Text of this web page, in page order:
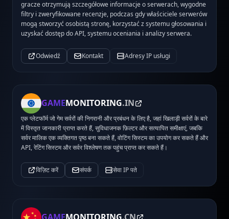
gracze otrzymują szczegółowe informacje o serwerach, wygodne
filtry i zweryfikowane recenzje, podczas gdy właściciele serwerów
mogą stworzyć osobistą stronę, korzystać z systemu głosowania i
uzyskać dostęp do API, systemu oceniania i analizy serwera.
Odwiedź Kontakt Adresy IP usługi
GAMEMONITORING.IN
एक प्लेटफॉर्म जो गेम सर्वरों की निगरानी और प्रबंधन के लिए है, जहां खिलाड़ी सर्वरों के बारे
में विस्तृत जानकारी प्राप्त करते हैं, सुविधाजनक फ़िल्टर और सत्यापित समीक्षाएं, जबकि
सर्वर मालिक एक व्यक्तिगत पृष्ठ बना सकते हैं, वोटिंग सिस्टम का उपयोग कर सकते हैं और
API, रेटिंग सिस्टम और सर्वर विश्लेषण तक पहुंच प्राप्त कर सकते हैं।
विज़िट करें संपर्क सेवा IP पते